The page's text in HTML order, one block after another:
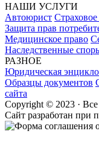
НАШИ УСЛУГИ
Автоюрист
Защита прав
Медицинское право
Наследственные
РАЗНОЕ
Юридическая
Образцы документов
сайта
Copyright © 2023 ·
Cайт разработан при